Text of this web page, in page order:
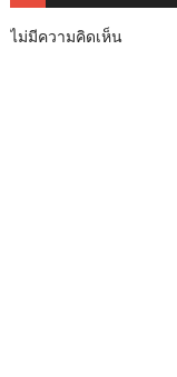
ไม่มีความคิดเห็น